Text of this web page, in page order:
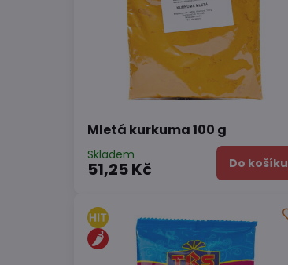
Mletá kurkuma 100 g
Skladem
51,25 Kč Do košíku